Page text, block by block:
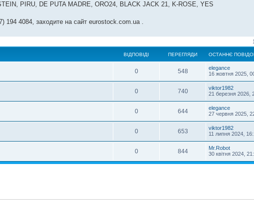
PIRU, DE PUTA MADRE, ORO24, BLACK JACK 21, K-ROSE, YES
194 4084, заходите на сайт eurostock.com.ua .
ВІДПОВІДІ ПЕРЕГЛЯДИ ОСТАННЄ
0 548
elegance
16 жовтня 2025,
0 740
viktor1982
21 березня 2026,
0 644
elegance
27 червня 2025,
0 653
viktor1982
11 липня 2024,
0 844
Mr.Robot
30 квітня 2024,